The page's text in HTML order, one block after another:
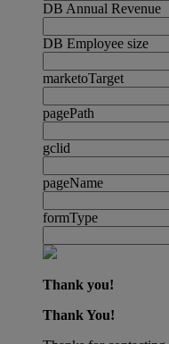
DB Annual Revenue
DB Employee size
marketoTarget
pagePath
gclid
pageName
formType
Thank you!
Thank You!